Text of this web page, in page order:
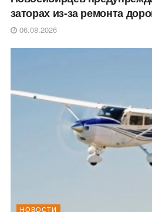
заторах из-за ремонта
06.08.2026
НОВОСТИ